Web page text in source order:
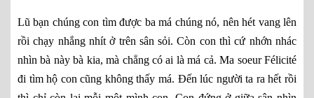
Lũ bạn chúng con tìm được ba má chúng nó, nên hét vang lên
rồi chạy nhắng nhít ở trên sân sỏi. Còn con thì cứ nhớn nhác
nhìn bà này bà kia, mà chẳng có ai là má cả. Ma soeur Félicité
đi tìm hộ con cũng không thấy má. Đến lúc người ta ra hết rồi